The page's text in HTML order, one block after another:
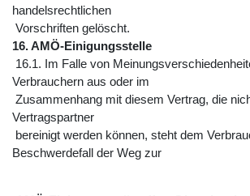
handelsrechtlichen
Vorschriften gelöscht.
16. AMÖ-Einigungsstelle
16.1. Im Falle von
Verbrauchern aus oder im
Zusammenhang mit diesem Vertrag, die
Vertragspartner
bereinigt werden können, steht dem
Beschwerdefall der Weg zur